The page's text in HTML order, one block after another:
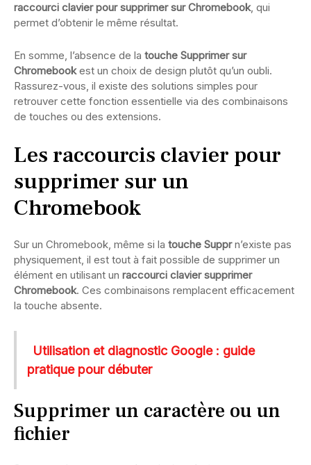
raccourci clavier pour supprimer sur Chromebook, qui
permet d’obtenir le même résultat.
En somme, l’absence de la touche Supprimer sur
Chromebookest un choix de design plutôt qu’un oubli.
Rassurez-vous, il existe des solutions simples pour
retrouver cette fonction essentielle via des combinaisons
de touches ou des extensions.
Les raccourcis clavier pour
supprimer sur un
Chromebook
Sur un Chromebook, même si la touche Supprn’existe pas
physiquement, il est tout à fait possible de supprimer un
élément en utilisant un raccourci clavier supprimer
Chromebook. Ces combinaisons remplacent efficacement
la touche absente.
Utilisation et diagnostic Google : guide
pratique pour débuter
Supprimer un caractère ou un
fichier